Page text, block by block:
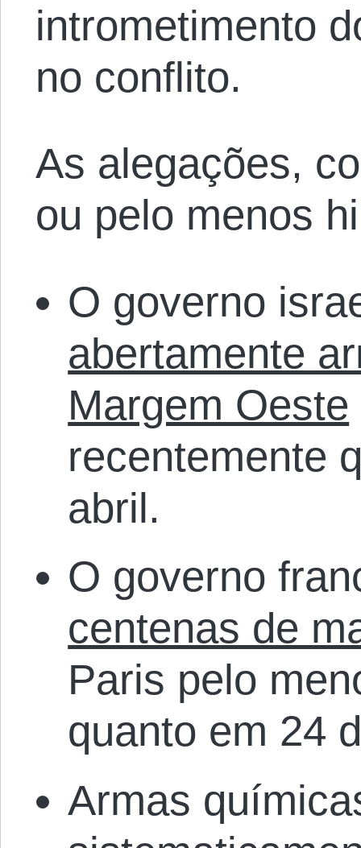
intrometimento
no conflito.
As alegações,
ou pelo menos
O governo
abertamente
Margem Oeste
recentemente
abril.
O governo
centenas de
Paris pelo
quanto em 24
Armas